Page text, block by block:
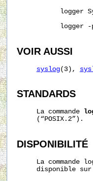
logger
logger
VOIR AUSSI
syslog(3),
STANDARDS
     La commande
     (“POSIX.2”).
DISPONIBILITÉ
La commande
     disponible sur